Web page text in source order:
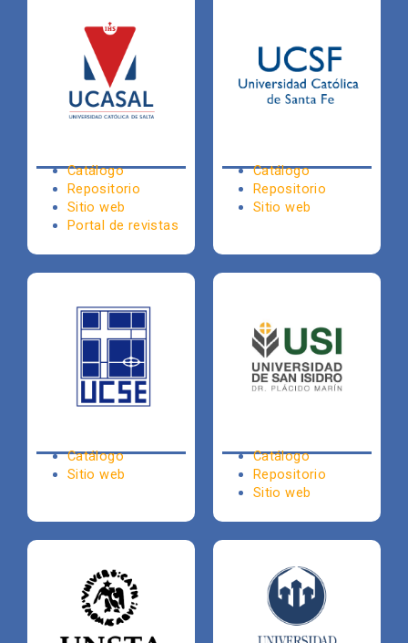
Catálogo
Repositorio
Sitio web
Portal de revistas
Catálogo
Repositorio
Sitio web
Catálogo
Sitio web
Catálogo
Repositorio
Sitio web